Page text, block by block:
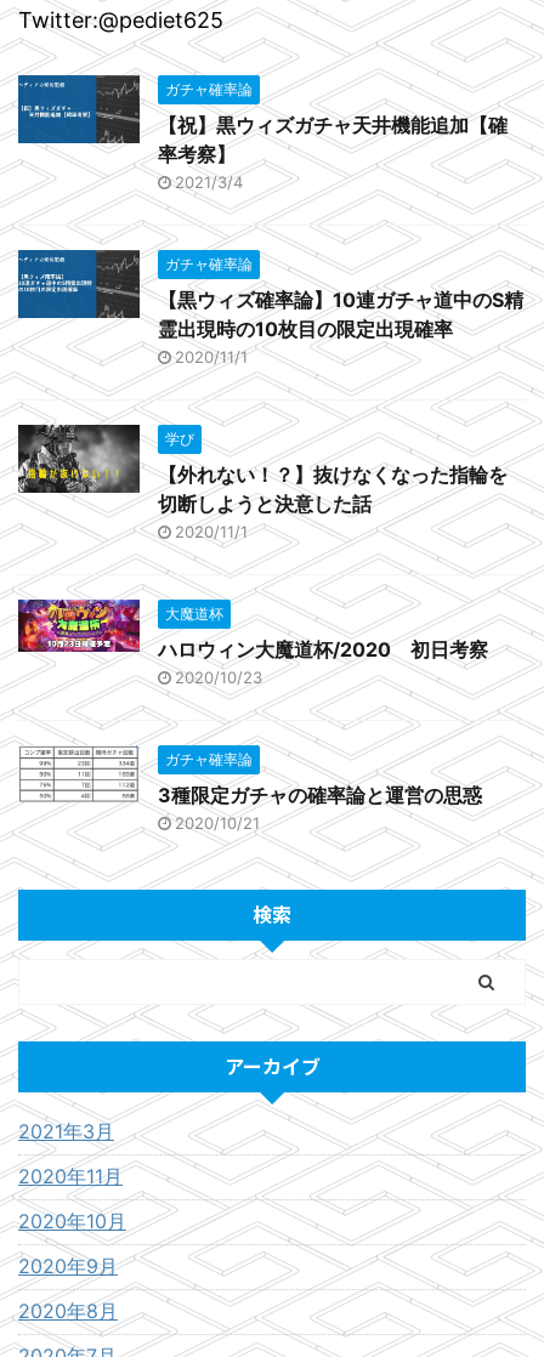
Twitter:@pediet625
ガチャ確率論
【祝】黒ウィズガチャ天井機能追加【確
率考察】
2021/3/4
ガチャ確率論
【黒ウィズ確率論】10連ガチャ道中のS精
霊出現時の10枚目の限定出現確率
2020/11/1
学び
【外れない！？】抜けなくなった指輪を
切断しようと決意した話
2020/11/1
大魔道杯
ハロウィン大魔道杯/2020 初日考察
2020/10/23
ガチャ確率論
3種限定ガチャの確率論と運営の思惑
2020/10/21
検索
アーカイブ
2021年3月
2020年11月
2020年10月
2020年9月
2020年8月